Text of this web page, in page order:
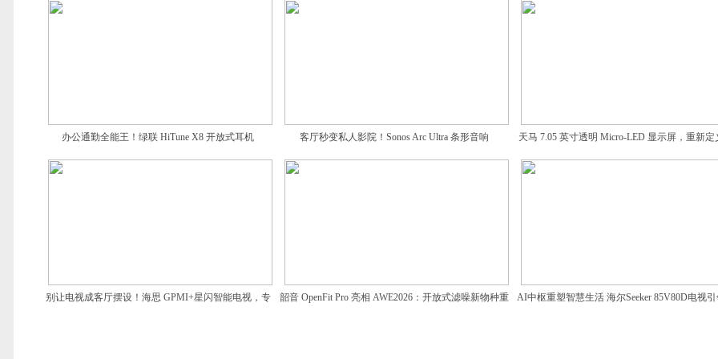
办公通勤全能王！绿联 HiTune X8 开放式耳机 客厅秒变私人影院！Sonos Arc Ultra 条形音响 天马 7.05 英寸透明 Micro-LED 显示屏，重新定
交互
别让电视成客厅摆设！海思 GPMI+星闪智能电视，专 韶音 OpenFit Pro 亮相 AWE2026：开放式滤噪新物种重 AI中枢重塑智慧生活 海尔Seeker 85V80D电视